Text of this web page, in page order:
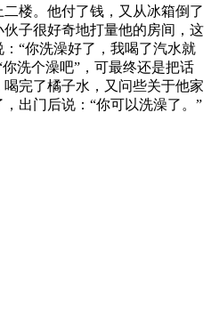
楼。他付了钱，又从冰箱倒了
子很好奇地打量他的房间，这
“你洗澡好了，我喝了汽水就
洗个澡吧”，可最终还是把话
完了橘子水，又问些关于他家
出门后说：“你可以洗澡了。”